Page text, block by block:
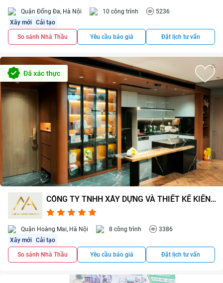
Quận Đống Đa, Hà Nội 10 công trình
5236
Xây mới Cải tạo
So sánh Nhà Thầu Yêu cầu báo giá Đặt lịch tư vấn
CÔNG TY TNHH XÂY DỰNG VÀ THIẾT KẾ KIẾN
TRÚC MINH ANH
Quận Hoàng Mai, Hà Nội 8 công trình
3386
Xây mới Cải tạo
So sánh Nhà Thầu Yêu cầu báo giá Đặt lịch tư vấn